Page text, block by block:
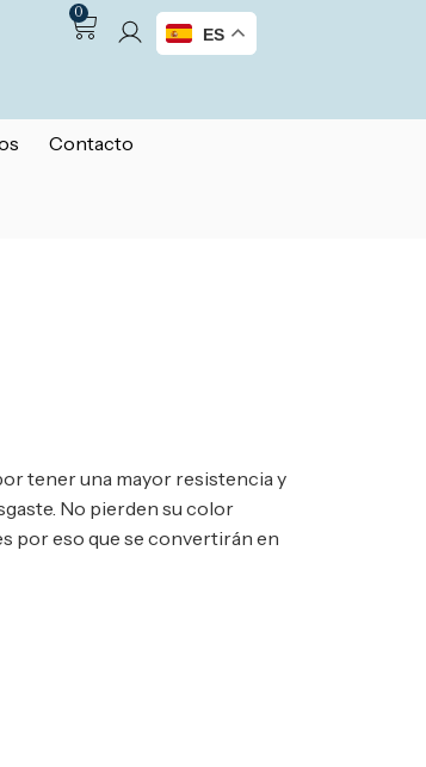
0
ES
Contacto
tener una mayor resistencia y
No pierden su color
por eso que se convertirán en